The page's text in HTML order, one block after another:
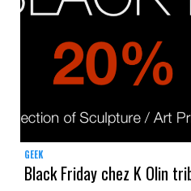
GEEK
Black Friday chez K Olin